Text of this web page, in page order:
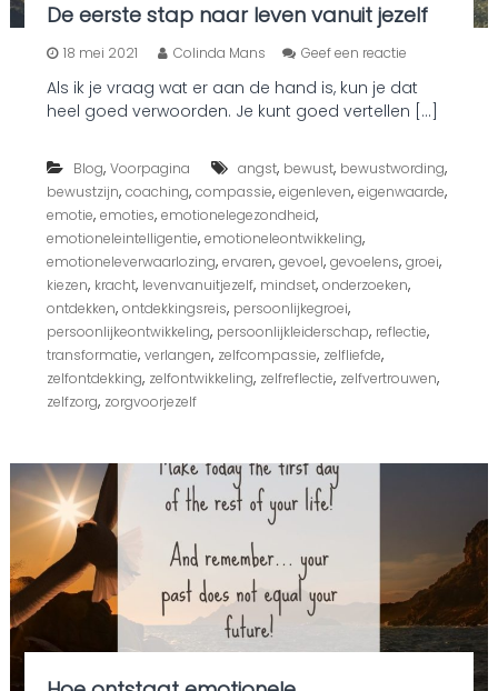
De eerste stap naar leven vanuit jezelf
18 mei 2021 Colinda Mans Geef een reactieo
D
e
r
s
t
a
n
a
j
e
Als ik je vraag wat er aan de hand is, kun je dat
heel goed verwoorden. Je kunt goed vertellen […]
Blog, Voorpagina angst, bewust, bewustwording,
bewustzijn, coaching, compassie, eigenleven, eigenwaarde,
emotie, emoties, emotionelegezondheid,
emotioneleintelligentie, emotioneleontwikkeling,
emotioneleverwaarlozing, ervaren, gevoel, gevoelens, groei,
kiezen, kracht, levenvanuitjezelf, mindset, onderzoeken,
ontdekken, ontdekkingsreis, persoonlijkegroei,
persoonlijkeontwikkeling, persoonlijkleiderschap, reflectie,
transformatie, verlangen, zelfcompassie, zelfliefde,
zelfontdekking, zelfontwikkeling, zelfreflectie, zelfvertrouwen,
zelfzorg, zorgvoorjezelf